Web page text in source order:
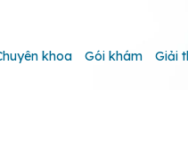
khoa Gói khám Giải